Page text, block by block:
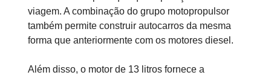
viagem. A combinação do grupo motopropulsor
também permite construir autocarros da mesma
forma que anteriormente com os motores diesel.
Além disso, o motor de 13 litros fornece a